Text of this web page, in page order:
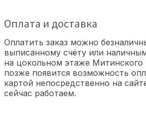
Оплата и доставка
Оплатить заказ можно
выписанному счёту или
на цокольном этаже
позже появится возможность
картой непосредственно на
сейчас работаем.